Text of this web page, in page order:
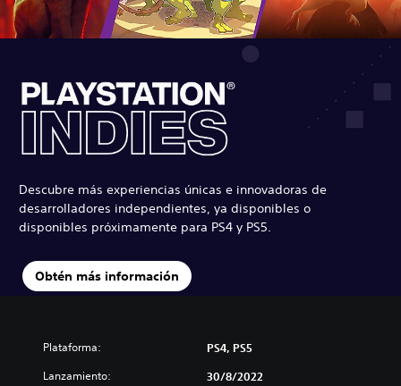
Descubre más experiencias únicas e innovadoras de
desarrolladores independientes, ya disponibles o
disponibles próximamente para PS4 y PS5.
Obtén más información
Plataforma: PS4, PS5
Lanzamiento: 30/8/2022